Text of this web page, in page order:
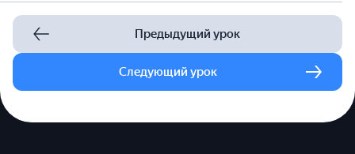
Предыдущий урок
Следующий урок